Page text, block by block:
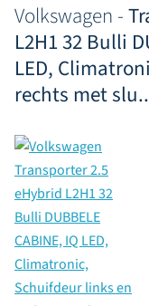
Volkswagen -
L2H1 32 Bulli
LED,
rechts met